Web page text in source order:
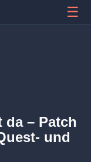
☰
da – Patch
und